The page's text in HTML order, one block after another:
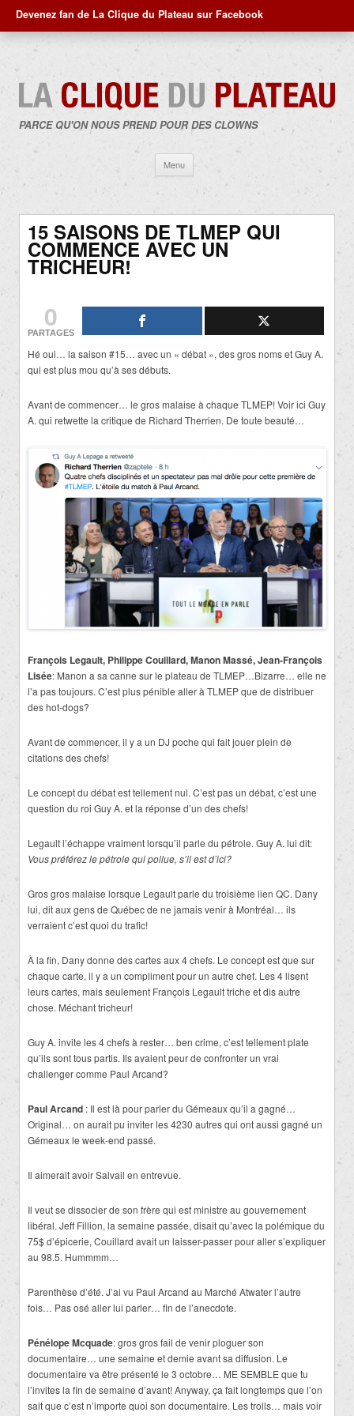
Devenez fan de La Clique du Plateau sur Facebook
PARCE QU'ON NOUS PREND POUR DES CLOWNS
Menu
contenu
15 SAISONS DE TLMEP QUI
COMMENCE AVEC UN
TRICHEUR!
0
PARTAGES
Hé oui… la saison #15… avec un « débat », des gros noms et Guy A.
qui est plus mou qu’à ses débuts.
Avant de commencer… le gros malaise à chaque TLMEP! Voir ici Guy
A. qui retwette la critique de Richard Therrien. De toute beauté…
François Legault, Philippe Couillard, Manon Massé, Jean-François
Lisée: Manon a sa canne sur le plateau de TLMEP…Bizarre… elle ne
l’a pas toujours. C’est plus pénible aller à TLMEP que de distribuer
des hot-dogs?
Avant de commencer, il y a un DJ poche qui fait jouer plein de
citations des chefs!
Le concept du débat est tellement nul. C’est pas un débat, c’est une
question du roi Guy A. et la réponse d’un des chefs!
Legault l’échappe vraiment lorsqu’il parle du pétrole. Guy A. lui dit:
Vous préférez le pétrole qui pollue, s’il est d’ici?
Gros gros malaise lorsque Legault parle du troisième lien QC. Dany
lui, dit aux gens de Québec de ne jamais venir à Montréal… ils
verraient c’est quoi du trafic!
À la fin, Dany donne des cartes aux 4 chefs. Le concept est que sur
chaque carte, il y a un compliment pour un autre chef. Les 4 lisent
leurs cartes, mais seulement François Legault triche et dis autre
chose. Méchant tricheur!
Guy A. invite les 4 chefs à rester… ben crime, c’est tellement plate
qu’ils sont tous partis. Ils avaient peur de confronter un vrai
challenger comme Paul Arcand?
Paul Arcand : Il est là pour parler du Gémeaux qu’il a gagné…
Original… on aurait pu inviter les 4230 autres qui ont aussi gagné un
Gémeaux le week-end passé.
Il aimerait avoir Salvail en entrevue.
Il veut se dissocier de son frère qui est ministre au gouvernement
libéral. Jeff Fillion, la semaine passée, disait qu’avec la polémique du
75$ d’épicerie, Couillard avait un laisser-passer pour aller s’expliquer
au 98.5. Hummmm…
Parenthèse d’été. J’ai vu Paul Arcand au Marché Atwater l’autre
fois… Pas osé aller lui parler… fin de l’anecdote.
Pénélope Mcquade: gros gros fail de venir ploguer son
documentaire… une semaine et demie avant sa diffusion. Le
documentaire va être présenté le 3 octobre… ME SEMBLE que tu
l’invites la fin de semaine d’avant! Anyway, ça fait longtemps que l’on
sait que c’est n’importe quoi son documentaire. Les trolls… mais voir